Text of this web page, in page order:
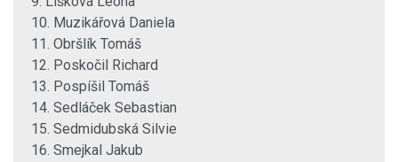
10. Muzikářová Daniela
11. Obršlík Tomáš
12. Poskočil Richard
13. Pospíšil Tomáš
14. Sedláček Sebastian
15. Sedmidubská Silvie
16. Smejkal Jakub